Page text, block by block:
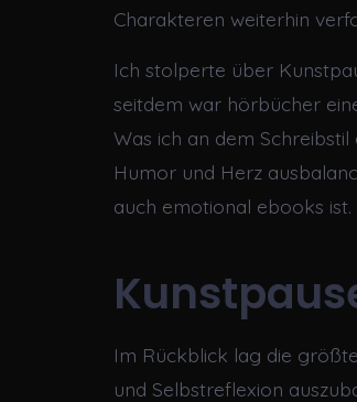
Charakteren weiterhin
Ich stolperte über
seitdem war hörbücher
Was ich an dem
Humor und Herz
auch emotional ebooks ist.
Im Rückblick lag die
und Selbstreflexion